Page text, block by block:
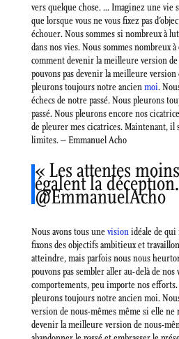
vers quelque chose. … Imaginez une vie
que lorsque vous ne vous fixez pas
échouer. Nous sommes si nombreux à
dans nos vies. Nous sommes nombreux
comment devenir la meilleure version
pouvons pas devenir la meilleure version
pleurons toujours notre ancienmoi.
échecs de notre passé. Nous pleurons
passé. Nous pleurons encore nos
de pleurer mes cicatrices. Maintenant, il
limites. – Emmanuel Acho
« Les attentes
égalent la
@EmmanuelAcho
Nous avons tous unevisionidéale de qui
fixons des objectifs ambitieux et
atteindre, mais parfois nous nous
pouvons pas sembler aller au-delà de
comportements, peu importe nos
pleurons toujours notre ancien moi.
version de nous-mêmes même si elle
devenir la meilleure version de nous-